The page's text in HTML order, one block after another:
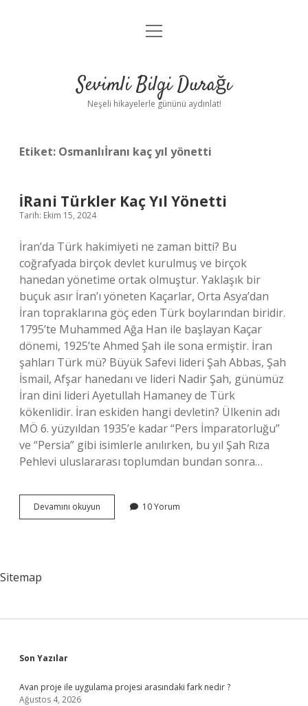
Anasayfa
Yasal Uyarı
menüyü
Sevimli Bilgi Durağı
Neşeli hikayelerle gününü aydınlat!
Etiket: Osmanlıİranı kaç yıl yönetti
İRani Türkler Kaç Yıl Yönetti
Tarih: Ekim 15, 2024
İran’da Türk hakimiyeti ne zaman bitti? Bu
coğrafyada birçok devlet kurulmuş ve birçok
hanedan yönetime ortak olmuştur. Yaklaşık bir
buçuk asır İran’ı yöneten Kaçarlar, Orta Asya’dan
İran topraklarına göç eden Türk boylarından biridir.
1795’te Muhammed Ağa Han ile başlayan Kaçar
dönemi, 1925’te Ahmed Şah ile sona ermiştir. İran
şahları Türk mü? Büyük Safevi lideri Şah Abbas, Şah
İsmail, Afşar hanedanı ve lideri Nadir Şah, günümüz
İran dini lideri Ayetullah Hamaney de Türk
kökenlidir. İran eskiden hangi devletin? Ülkenin adı
MÖ 6. yüzyıldan 1935’e kadar “Pers İmparatorluğu”
ve “Persia” gibi isimlerle anılırken, bu yıl Şah Rıza
Pehlevi uluslararası toplumdan bundan sonra…
Devamını okuyun
Türkler
10 Yorum
Sitemap
Sidebar
Son Yazılar
Avan proje ile uygulama projesi arasındaki fark nedir ?
Ağustos 4, 2026